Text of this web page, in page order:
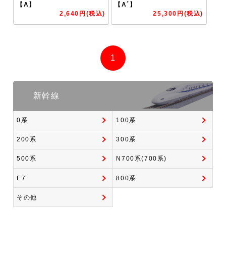
【A】
2,640円(税込)
【A´】
25,300円(税込)
1
新幹線
0系 100系
200系 300系
500系 N700系(700系)
E7 800系
その他